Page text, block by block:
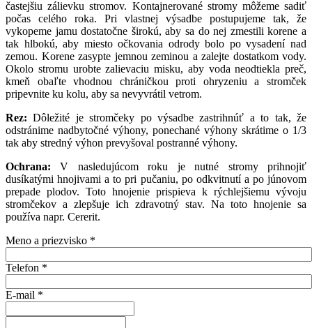
častejšiu zálievku stromov. Kontajnerované stromy môžeme sadiť
počas celého roka. Pri vlastnej výsadbe postupujeme tak, že
vykopeme jamu dostatočne širokú, aby sa do nej zmestili korene a
tak hlbokú, aby miesto očkovania odrody bolo po vysadení nad
zemou. Korene zasypte jemnou zeminou a zalejte dostatkom vody.
Okolo stromu urobte zalievaciu misku, aby voda neodtiekla preč,
kmeň obaľte vhodnou chráničkou proti ohryzeniu a stromček
pripevnite ku kolu, aby sa nevyvrátil vetrom.
Rez: Dôležité je stromčeky po výsadbe zastrihnúť a to tak, že
odstránime nadbytočné výhony, ponechané výhony skrátime o 1/3
tak aby stredný výhon prevyšoval postranné výhony.
Ochrana: V nasledujúcom roku je nutné stromy prihnojiť
dusíkatými hnojivami a to pri pučaniu, po odkvitnutí a po júnovom
prepade plodov. Toto hnojenie prispieva k rýchlejšiemu vývoju
stromčekov a zlepšuje ich zdravotný stav. Na toto hnojenie sa
používa napr. Cererit.
Meno a priezvisko *
Telefon *
E-mail *